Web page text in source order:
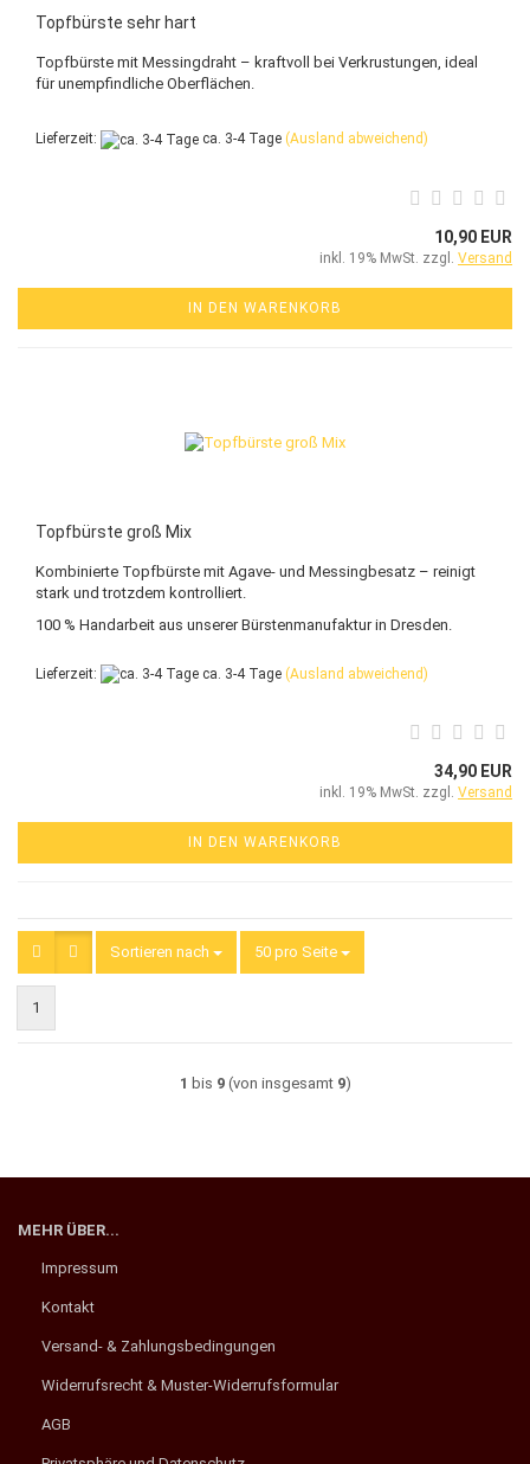
Topfbürste sehr hart
Topfbürste mit Messingdraht – kraftvoll bei Verkrustungen, ideal
für unempfindliche Oberflächen.
Lieferzeit: ca. 3-4 Tage (Ausland abweichend)
10,90 EUR
inkl. 19% MwSt. zzgl. Versand
IN DEN WARENKORB
Topfbürste groß Mix
Kombinierte Topfbürste mit Agave- und Messingbesatz – reinigt
stark und trotzdem kontrolliert.
100 % Handarbeit aus unserer Bürstenmanufaktur in Dresden.
Lieferzeit: ca. 3-4 Tage (Ausland abweichend)
34,90 EUR
inkl. 19% MwSt. zzgl. Versand
IN DEN WARENKORB
Sortieren nach
Sortieren nach 50 pro Seite
pro Seite
1
1 bis 9(von insgesamt 9)
MEHR ÜBER...
Impressum
Kontakt
Versand- & Zahlungsbedingungen
Widerrufsrecht & Muster-Widerrufsformular
AGB